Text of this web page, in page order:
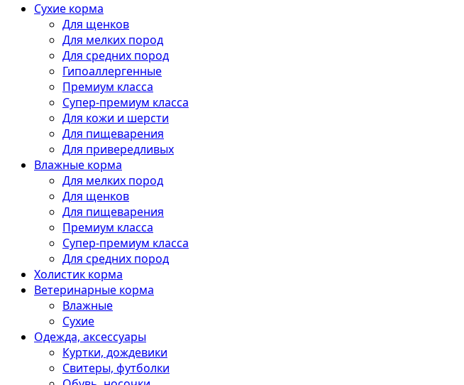
Сухие корма
Для щенков
Для мелких пород
Для средних пород
Гипоаллергенные
Премиум класса
Супер-премиум класса
Для кожи и шерсти
Для пищеварения
Для привередливых
Влажные корма
Для мелких пород
Для щенков
Для пищеварения
Премиум класса
Супер-премиум класса
Для средних пород
Холистик корма
Ветеринарные корма
Влажные
Сухие
Одежда, аксессуары
Куртки, дождевики
Свитеры, футболки